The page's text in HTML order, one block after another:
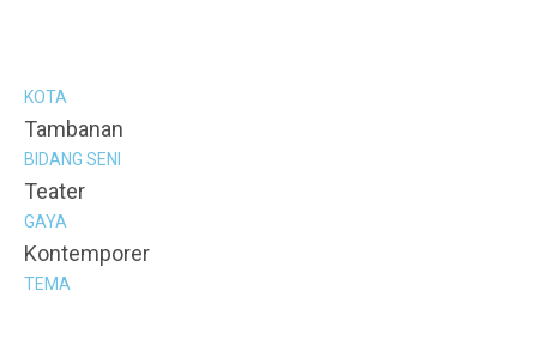
KOTA
Tambanan
BIDANG SENI
Teater
GAYA
Kontemporer
TEMA